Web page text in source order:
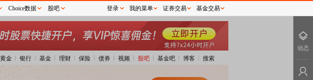
黄金 银行 基金 理财 保险 债券 视频 股吧 基金吧 博客 搜索
Choice数据 股吧 登录 我的菜单 证券交易 基金交易
动态